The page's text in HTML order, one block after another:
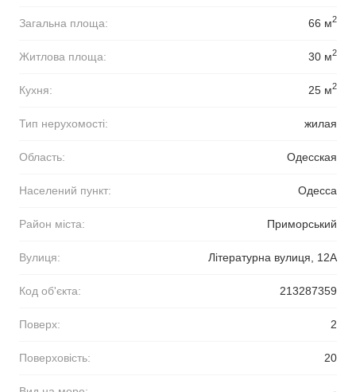
Загальна площа: 66 м2
Житлова площа: 30 м2
Кухня: 25 м2
Тип нерухомості: жилая
Область: Одесская
Населений пункт: Одесса
Район міста: Приморський
Вулиця: Літературна вулиця, 12А
Код об'єкта: 213287359
Поверх: 2
Поверховість: 20